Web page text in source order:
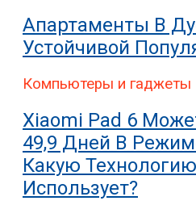
Апартаменты В
Устойчивой
Компьютеры и гаджеты
Xiaomi Pad 6
49,9 Дней В
Какую
Использует?